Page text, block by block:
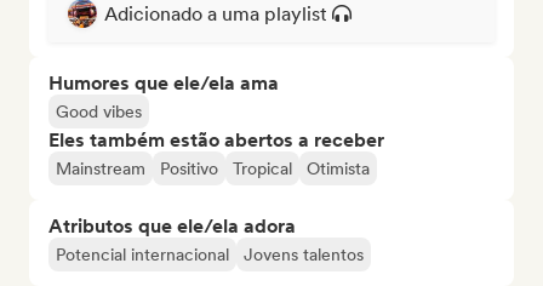
Adicionado a uma playlist
Humores que ele/ela ama
Good vibes
Eles também estão abertos a receber
Mainstream Positivo Tropical Otimista
Atributos que ele/ela adora
Potencial internacional Jovens talentos